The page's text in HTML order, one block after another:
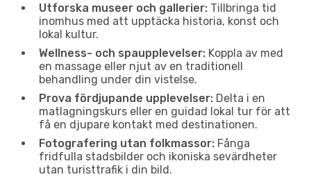
Utforska museer och gallerier: Tillbringa tid
inomhus med att upptäcka historia, konst och
lokal kultur.
Wellness- och spaupplevelser: Koppla av med
en massage eller njut av en traditionell
behandling under din vistelse.
Prova fördjupande upplevelser: Delta i en
matlagningskurs eller en guidad lokal tur för att
få en djupare kontakt med destinationen.
Fotografering utan folkmassor: Fånga
fridfulla stadsbilder och ikoniska sevärdheter
utan turisttrafik i din bild.